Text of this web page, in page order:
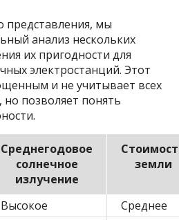
представления, мы
анализ нескольких
их пригодности для
электростанций. Этот
и не учитывает всех
позволяет понять
Среднегодовое
солнечное
излучение
земли
Высокое
Среднее